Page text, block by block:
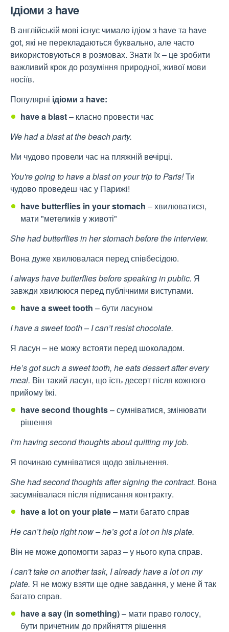
Ідіоми з have
В англійській мові існує чимало ідіом з have та have
got, які не перекладаються буквально, але часто
використовуються в розмовах. Знати їх – це зробити
важливий крок до розуміння природної, живої мови
носіїв.
Популярні ідіоми з have:
have a blast– класно провести час
We had a blast at the beach party.
Ми чудово провели час на пляжній вечірці.
You're going to have a blast on your trip to Paris!Ти
чудово проведеш час у Парижі!
have butterflies in your stomach – хвилюватися,
мати "метеликів у животі"
She had butterflies in her stomach before the interview.
Вона дуже хвилювалася перед співбесідою.
I always have butterflies before speaking in public. Я
завжди хвилююся перед публічними виступами.
have a sweet tooth – бути ласуном
I have a sweet tooth – I can’t resist chocolate.
Я ласун – не можу встояти перед шоколадом.
He’s got such a sweet tooth, he eats dessert after every
meal. Він такий ласун, що їсть десерт після кожного
прийому їжі.
have second thoughts– сумніватися, змінювати
рішення
I’m having second thoughts about quitting my job.
Я починаю сумніватися щодо звільнення.
She had second thoughts after signing the contract. Вона
засумнівалася після підписання контракту.
have a lot on your plate– мати багато справ
He can’t help right now – he’s got a lot on his plate.
Він не може допомогти зараз – у нього купа справ.
I can't take on another task, I already have a lot on my
plate. Я не можу взяти ще одне завдання, у мене й так
багато справ.
have a say (in something)– мати право голосу,
бути причетним до прийняття рішення